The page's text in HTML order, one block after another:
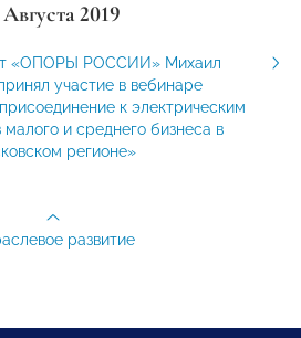
2019
«ОПОРЫ РОССИИ» Михаил
участие в вебинаре
к электрическим
малого и среднего бизнеса в
регионе»
развитие